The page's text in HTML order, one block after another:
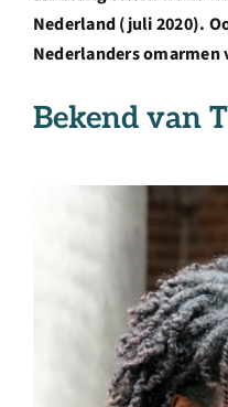
Shop
English
Nederland (juli 2020).
Nederlanders omarmen
Bekend van